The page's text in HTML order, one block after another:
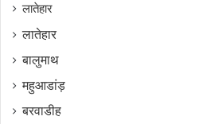
लातेहार
लातेहार
बालुमाथ
महुआडांड़
बरवाडीह